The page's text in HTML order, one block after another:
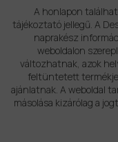
A honlapon
tájékoztató jellegű. A
naprakész
weboldalon
változhatnak, azok
feltüntetett
ajánlatnak. A weboldal
másolása kizárólag a